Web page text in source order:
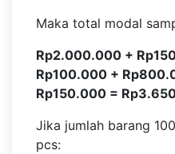
Maka total modal
Rp2.000.000 +
Rp100.000 +
Rp150.000 =
Jika jumlah barang
pcs: